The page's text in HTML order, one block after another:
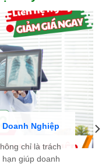
Nghiệp
chỉ là trách
giúp doanh